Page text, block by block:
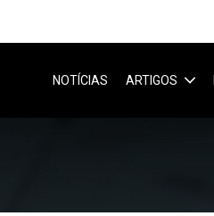
NOTÍCIAS ARTIGOS